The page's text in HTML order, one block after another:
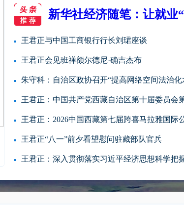
李强主持召开国务院常务会议 学习贯
彻习近平总书记关于上半...
新华社经济随笔：让就业
王君正与中国工商银行行长刘珺座谈
王君正会见班禅额尔德尼·确吉杰布
朱守科：自治区政协召开“提高网络空间法治化
王君正：中国共产党西藏自治区第十届委员会
王君正：2026中国西藏第七届跨喜马拉雅国际
王君正“八一”前夕看望慰问驻藏部队官兵
王君正：深入贯彻落实习近平经济思想科学把